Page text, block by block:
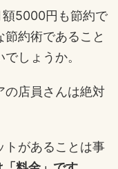
5000円も節約で
約術であること
しょうか。
の店員さんは絶対
トがあることは事